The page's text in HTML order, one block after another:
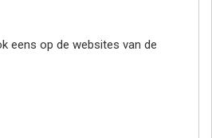
eens op de websites van de